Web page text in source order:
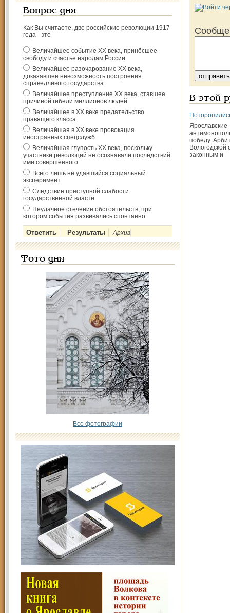
Вопрос дня
Как Вы считаете, две российские революции 1917
года - это
Величайшее событие ХХ века, принёсшее
свободу и счастье народам России
Величайшее разочарование ХХ века,
доказавшее невозможность построения
справедливого государства
Величайшее преступление ХХ века, ставшее
причиной гибели миллионов людей
Величайшее в ХХ веке предательство
правящего класса
Величайшая в ХХ веке провокация
иностранных спецслужб
Величайшая глупость ХХ века, поскольку
участники революций не осознавали последствий
ими совершённого
Всего лишь не удавшийся социальный
эксперимент
Следствие преступной слабости
государственной власти
Неудачное стечение обстоятельств, при
котором события развивались спонтанно
Архив
Фото дня
Все фотографии
В этой
Ярославские
победу.
Вологодской
законным и